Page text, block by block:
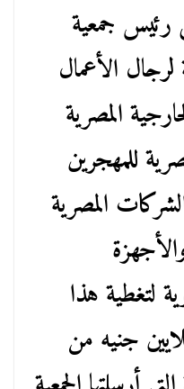
رئيس جمعية
لرجال الأعمال
المصرية
للمهجرين
المصرية
لتغطية هذا
جنيه من